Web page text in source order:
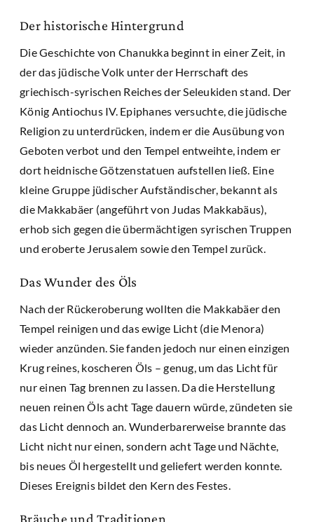
Der historische Hintergrund
Die Geschichte von Chanukka beginnt in einer Zeit, in
der das jüdische Volk unter der Herrschaft des
griechisch-syrischen Reiches der Seleukiden stand. Der
König Antiochus IV. Epiphanes versuchte, die jüdische
Religion zu unterdrücken, indem er die Ausübung von
Geboten verbot und den Tempel entweihte, indem er
dort heidnische Götzenstatuen aufstellen ließ. Eine
kleine Gruppe jüdischer Aufständischer, bekannt als
die Makkabäer (angeführt von Judas Makkabäus),
erhob sich gegen die übermächtigen syrischen Truppen
und eroberte Jerusalem sowie den Tempel zurück.
Das Wunder des Öls
Nach der Rückeroberung wollten die Makkabäer den
Tempel reinigen und das ewige Licht (die Menora)
wieder anzünden. Sie fanden jedoch nur einen einzigen
Krug reines, koscheren Öls – genug, um das Licht für
nur einen Tag brennen zu lassen. Da die Herstellung
neuen reinen Öls acht Tage dauern würde, zündeten sie
das Licht dennoch an. Wunderbarerweise brannte das
Licht nicht nur einen, sondern acht Tage und Nächte,
bis neues Öl hergestellt und geliefert werden konnte.
Dieses Ereignis bildet den Kern des Festes.
Bräuche und Traditionen